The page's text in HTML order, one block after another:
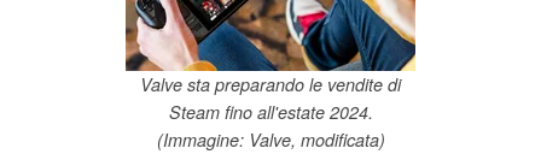
Valve sta preparando le vendite di
Steam fino all'estate 2024.
(Immagine: Valve, modificata)